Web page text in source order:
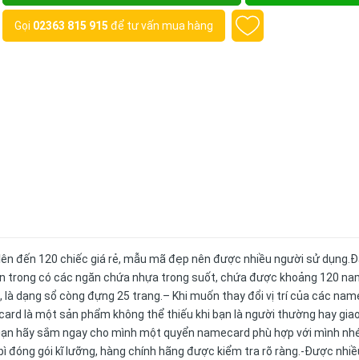
Gọi 02363 815 915 để tư vấn mua hàng
đến 120 chiếc giá rẻ, mẫu mã đẹp nên được nhiều người sử
trong có các ngăn chứa nhựa trong suốt, chứa được khoảng 120
dạng sổ còng đựng 25 trang.– Khi muốn thay đổi vị trí của các
là một sản phẩm không thể thiếu khi bạn là người thường hay
hãy sắm ngay cho mình một quyển namecard phù hợp với mình
đóng gói kĩ lưỡng, hàng chính hãng được kiểm tra rõ ràng.-Được